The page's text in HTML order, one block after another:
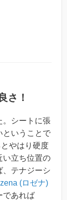
さ！
シートに張
ということで
やはり硬度
い立ち位置の
、テナジーシ
(ロゼナ)
であれば